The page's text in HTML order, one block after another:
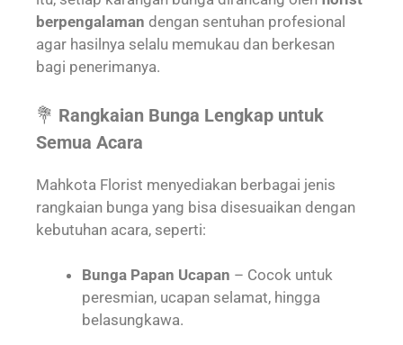
berpengalaman dengan sentuhan profesional
agar hasilnya selalu memukau dan berkesan
bagi penerimanya.
💐 Rangkaian Bunga Lengkap untuk
Semua Acara
Mahkota Florist menyediakan berbagai jenis
rangkaian bunga yang bisa disesuaikan dengan
kebutuhan acara, seperti:
Bunga Papan Ucapan – Cocok untuk
peresmian, ucapan selamat, hingga
belasungkawa.